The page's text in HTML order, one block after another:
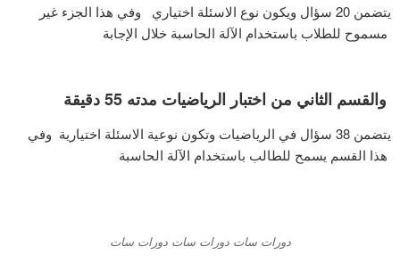
يتضمن 20 سؤال ويكون نوع الاسئلة اختياري وفي هذا الجزء غير
يتضمن 38 سؤال في الرياضيات وتكون نوعية الاسئلة اختيارية وفي
دورات سات دورات سات دورات سات